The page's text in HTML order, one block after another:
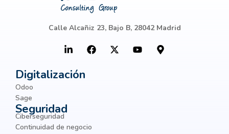
hiperconvergentes
Big Data
Botnets
Business Intelligence
business process management
chatbots
ciber amenazas
Calle Alcañiz 23, Bajo B, 28042 Madrid
Digitalización
Odoo
Sage
Seguridad
Ciberseguridad
Continuidad de negocio